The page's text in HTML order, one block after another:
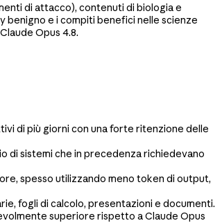
di attacco), contenuti di biologia e
benigno e i compiti benefici nelle scienze
Opus 4.8.
di più giorni con una forte ritenzione delle
di sistemi che in precedenza richiedevano
spesso utilizzando meno token di output,
fogli di calcolo, presentazioni e documenti.
superiore rispetto a Claude Opus